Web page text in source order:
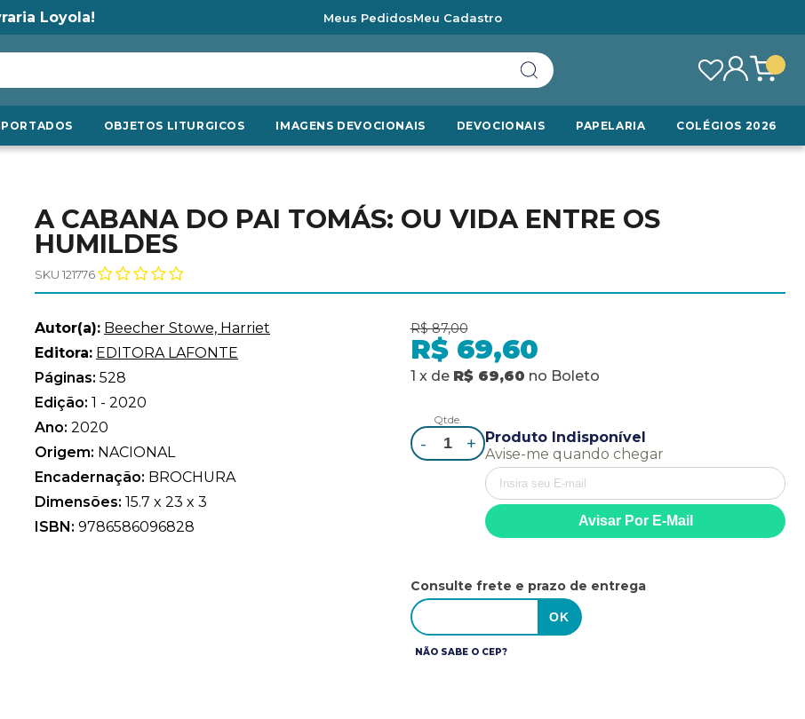
Loyola! Meus PedidosMeu Cadastro
OBJETOS LITURGICOS IMAGENS DEVOCIONAIS DEVOCIONAIS PAPELARIA COLÉGIOS 2026
A CABANA DO PAI TOMÁS: OU VIDA ENTRE OS
HUMILDES
SKU 121776
Autor(a): Beecher Stowe, Harriet
Editora: EDITORA LAFONTE
Páginas: 528
Edição: 1 - 2020
Ano: 2020
Origem: NACIONAL
Encadernação: BROCHURA
Dimensões: 15.7 x 23 x 3
ISBN: 9786586096828
R$ 87,00
R$ 69,60
1 x de R$ 69,60 no Boleto
Qtde.
- +
Produto Indisponível
Avise-me quando chegar
Consulte frete e prazo de entrega
NÃO SABE O CEP?